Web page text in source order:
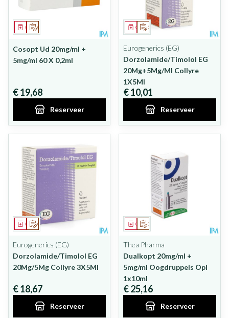
Op voorschrift
Geneesmiddel
Cosopt Ud 20mg/ml +
5mg/ml 60 X 0,2ml
€ 19,68
Reserveer
Op voorschrift
Geneesmiddel
Eurogenerics (EG)
Dorzolamide/Timolol EG
20Mg+5Mg/Ml Collyre
1X5Ml
€ 10,01
Reserveer
Op voorschrift
Geneesmiddel
Eurogenerics (EG)
Dorzolamide/Timolol EG
20Mg/5Mg Collyre 3X5Ml
€ 18,67
Reserveer
Op voorschrift
Geneesmiddel
Thea Pharma
Dualkopt 20mg/ml +
5mg/ml Oogdruppels Opl
1x10ml
€ 25,16
Reserveer